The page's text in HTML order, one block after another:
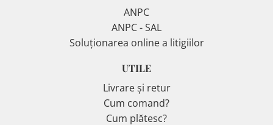
ANPC
ANPC - SAL
Soluționarea online a litigiilor
UTILE
Livrare și retur
Cum comand?
Cum plătesc?